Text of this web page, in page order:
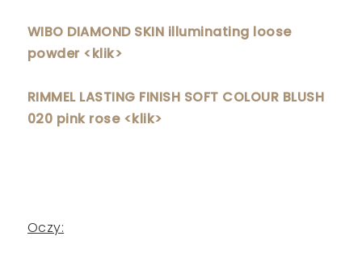
WIBO DIAMOND SKIN illuminating loose
powder <klik>
RIMMEL LASTING FINISH SOFT COLOUR BLUSH
020 pink rose <klik>
Oczy: